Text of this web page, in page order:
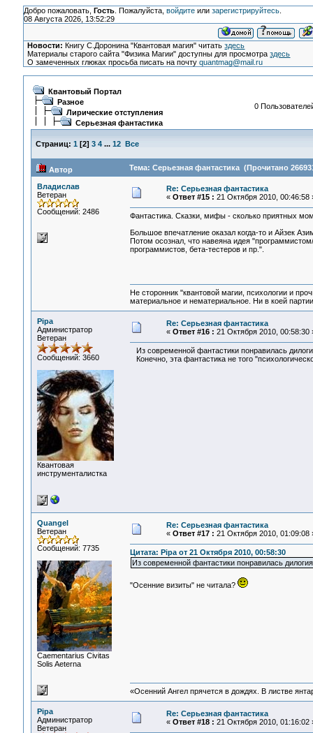
Добро пожаловать, Гость. Пожалуйста, войдитеили зарегистрируйтесь.
08 Августа 2026, 13:52:29
Новости: Книгу С.Доронина "Квантовая магия" читатьздесь
Материалы старого сайта "Физика Магии" доступны для просмотраздесь
О замеченных глюках просьба писать на почтуquantmag@mail.ru
Квантовый Портал
Разное
Лирические отступления
Серьезная фантастика
0
Страниц: 1 [2] 3 4 ... 12 Все
Автор Тема: Серьезная фантастика (Прочитано
Владислав
Ветеран
Сообщений: 2486
Re: Серьезная фантастика
« Ответ #15 : 21 Октября 2010, 00:46:58
Фантастика. Сказки, мифы - сколько приятных
Большое впечатление оказал когда-то и Айзек
Потом осознал, что навеяна идея
программистов, бета-тестеров и пр.".
Не сторонник "квантовой магии, психологии и
материальное и нематериальное. Ни в коей
Pipa
Администратор
Ветеран
Сообщений: 3660
Квантовая
инструменталистка
Re: Серьезная фантастика
« Ответ #16 : 21 Октября 2010, 00:58:30
Из современной фантастики понравилась
Конечно, эта фантастика не того
Quangel
Ветеран
Сообщений: 7735
Сaementarius Civitas
Solis Aeterna
Re: Серьезная фантастика
« Ответ #17 : 21 Октября 2010, 01:09:08
Цитата: Pipa от 21 Октября 2010, 00:58:30
Из современной фантастики понравилась
"Осенние визиты" не читала?
«Осенний Ангел прячется в дождях. В листве
Pipa
Администратор
Ветеран
Re: Серьезная фантастика
« Ответ #18 : 21 Октября 2010, 01:16:02